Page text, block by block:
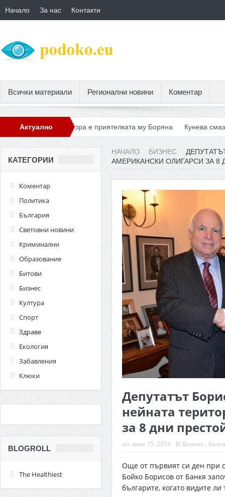
Начало За нас Контакти
Всички материали Регионални новини Коментар
Актуално
в София, втора е приятелката му Боряна Кунева смаза
НАЧАЛО БИЗНЕС
АМЕРИКАНСКИ ОЛИГАРСИ ЗА 8
Депутатът
нейната
за 8 дни
on: юни 15, 2014 В: Бизнес ,
Още от първият си ден при
Бойко Борисов от Банкя
българите, когато видите
КАТЕГОРИИ
Коментар
Политика
България
Световни новини
Криминални
Образование
Битови
Бизнес
Култура
Спорт
Здраве
Екология
Забавления
Клюки
BLOGROLL
The Healthiest